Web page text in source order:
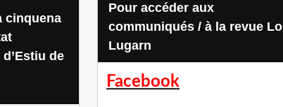
cinquena
de
Pour accéder aux
communiqués / à la revue Lo
Lugarn
Facebook